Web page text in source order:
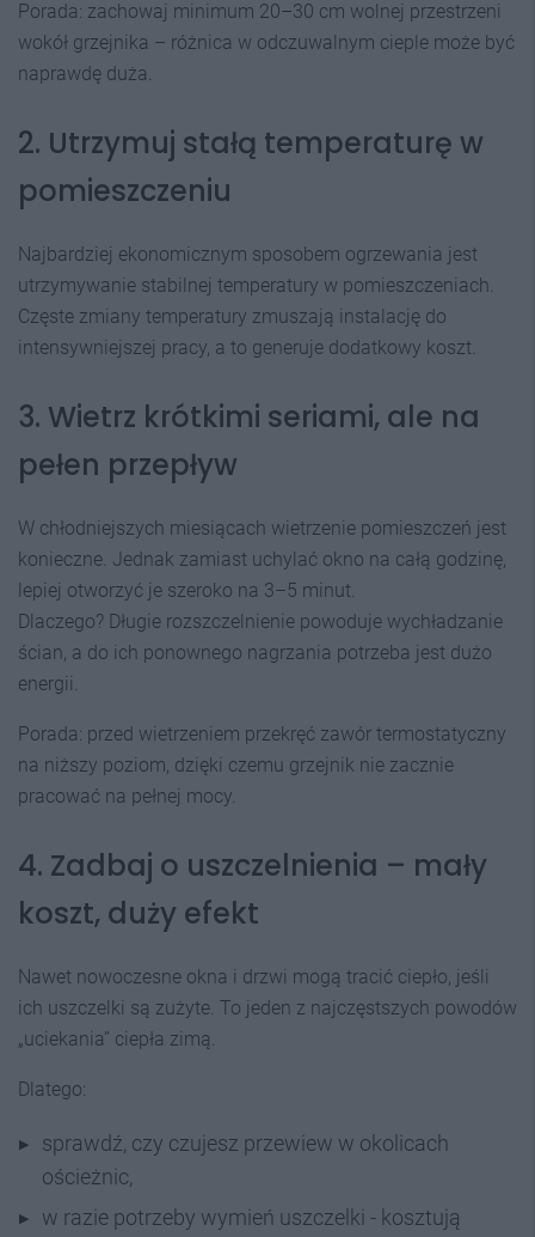
Porada: zachowaj minimum 20–30 cm wolnej przestrzeni
wokół grzejnika – różnica w odczuwalnym cieple może być
naprawdę duża.
2. Utrzymuj stałą temperaturę w
pomieszczeniu
Najbardziej ekonomicznym sposobem ogrzewania jest
utrzymywanie stabilnej temperatury w pomieszczeniach.
Częste zmiany temperatury zmuszają instalację do
intensywniejszej pracy, a to generuje dodatkowy koszt.
3. Wietrz krótkimi seriami, ale na
pełen przepływ
W chłodniejszych miesiącach wietrzenie pomieszczeń jest
konieczne. Jednak zamiast uchylać okno na całą godzinę,
lepiej otworzyć je szeroko na 3–5 minut.
Dlaczego? Długie rozszczelnienie powoduje wychładzanie
ścian, a do ich ponownego nagrzania potrzeba jest dużo
energii.
Porada: przed wietrzeniem przekręć zawór termostatyczny
na niższy poziom, dzięki czemu grzejnik nie zacznie
pracować na pełnej mocy.
4. Zadbaj o uszczelnienia – mały
koszt, duży efekt
Nawet nowoczesne okna i drzwi mogą tracić ciepło, jeśli
ich uszczelki są zużyte. To jeden z najczęstszych powodów
„uciekania” ciepła zimą.
Dlatego:
sprawdź, czy czujesz przewiew w okolicach
ościeżnic,
w razie potrzeby wymień uszczelki - kosztują